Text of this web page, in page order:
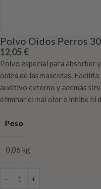
Polvo Oidos Perros
12,05 €
Polvo especial para absorber
oídos de las mascotas.
auditivo externo y además
eliminar el mal olor e inhibe el
Peso
0,06 kg